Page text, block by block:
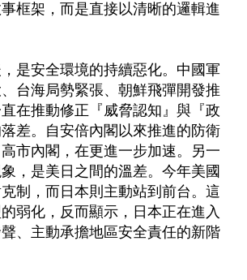
框架，而是直接以清晰的邏輯進
，是安全環境的持續惡化。中國軍
台海局勢緊張、朝鮮飛彈開發推
在推動修正『威脅認知』與『政
差。自安倍內閣以來推進的防衛
市內閣，在更進一步加速。另一
，是美日之間的溫差。今年美國
制，而日本則主動站到前台。這
弱化，反而顯示，日本正在進入
、主動承擔地區安全責任的新階